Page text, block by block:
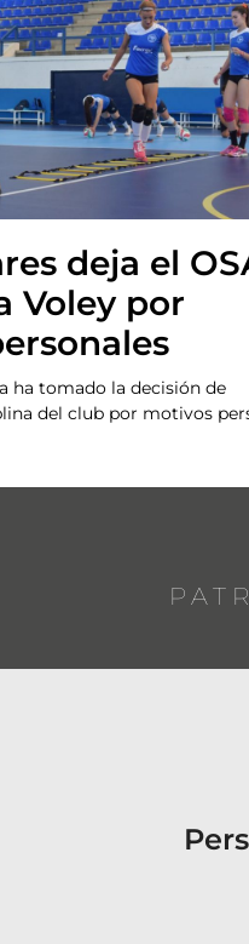
deja el
Voley por
ha tomado la decisión de
del club por motivos